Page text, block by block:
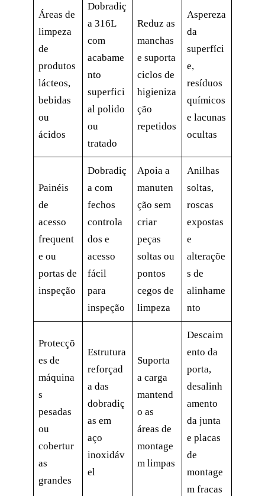
Áreas de
limpeza
de
produtos
lácteos,
bebidas
ou
ácidos
Dobradiç
a 316L
com
acabame
nto
superfici
al polido
ou
tratado
Reduz as
manchas
e suporta
ciclos de
higieniza
ção
repetidos
Aspereza
da
superfíci
e,
resíduos
químicos
e lacunas
ocultas
Painéis
de
acesso
frequent
e ou
portas de
inspeção
Dobradiç
a com
fechos
controla
dos e
acesso
fácil
para
inspeção
Apoia a
manuten
ção sem
criar
peças
soltas ou
pontos
cegos de
limpeza
Anilhas
soltas,
roscas
expostas
e
alteraçõe
s de
alinhame
nto
Protecçõ
es de
máquina
s
pesadas
ou
cobertur
as
grandes
Estrutura
reforçad
a das
dobradiç
as em
aço
inoxidáv
el
Suporta
a carga
mantend
o as
áreas de
montage
m limpas
Descaim
ento da
porta,
desalinh
amento
da junta
e placas
de
montage
m fracas